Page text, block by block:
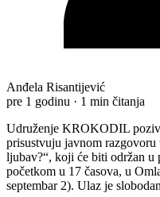
Anđela Risantijević
pre 1 godinu · 1 min čitanja
Udruženje KROKODIL
prisustvuju javnom
ljubav?“, koji će biti održan u
početkom u 17 časova, u
septembar 2). Ulaz je